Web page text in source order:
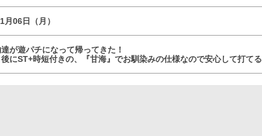
月06日（月）
が遊パチになって帰ってきた！
にST+時短付きの、『甘海』でお馴染みの仕様なので安心して打て